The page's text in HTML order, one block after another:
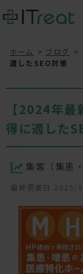
ホーム ブログ
適したSEO対策
【2024年
得に適した
集客（集患
最終更新日:2025/